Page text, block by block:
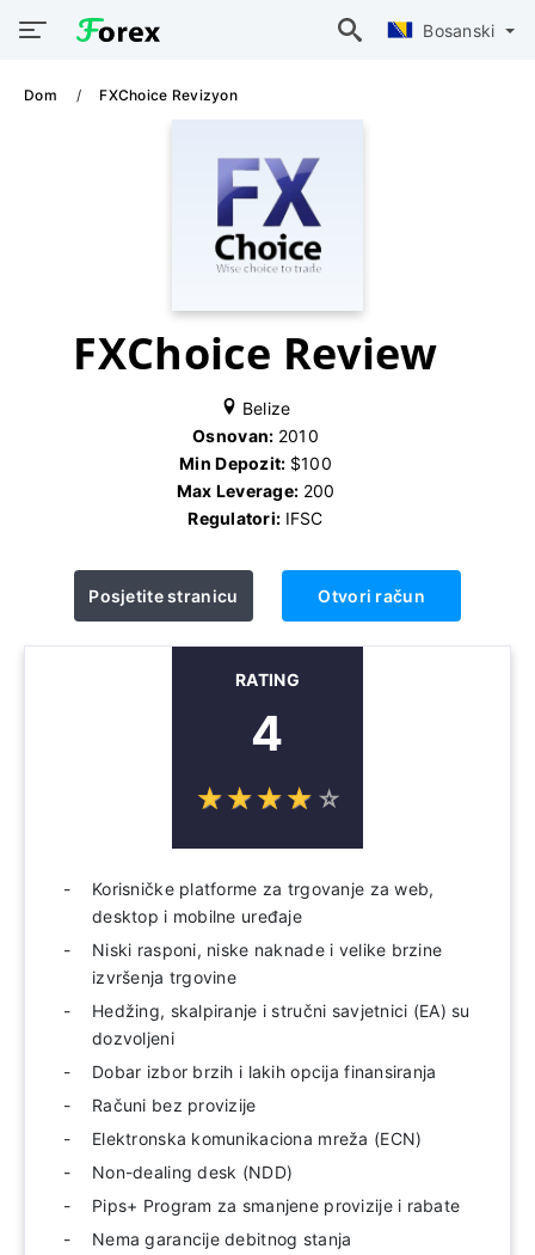
Bosanski
Dom FXChoice Revizyon
FXChoice Review
Belize
Osnovan: 2010
Min Depozit: $100
Max Leverage: 200
Regulatori: IFSC
Posjetite stranicu Otvori račun
RATING
4
☆☆☆☆ ☆
★★★★ ★
Korisničke platforme za trgovanje za web,
desktop i mobilne uređaje
Niski rasponi, niske naknade i velike brzine
izvršenja trgovine
Hedžing, skalpiranje i stručni savjetnici (EA) su
dozvoljeni
Dobar izbor brzih i lakih opcija finansiranja
Računi bez provizije
Elektronska komunikaciona mreža (ECN)
Non-dealing desk (NDD)
Pips+ Program za smanjene provizije i rabate
Nema garancije debitnog stanja